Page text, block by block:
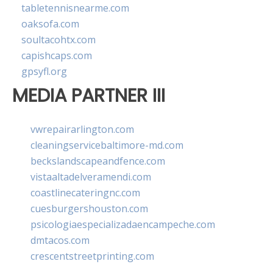
tabletennisnearme.com
oaksofa.com
soultacohtx.com
capishcaps.com
gpsyfl.org
MEDIA PARTNER III
vwrepairarlington.com
cleaningservicebaltimore-md.com
beckslandscapeandfence.com
vistaaltadelveramendi.com
coastlinecateringnc.com
cuesburgershouston.com
psicologiaespecializadaencampeche.com
dmtacos.com
crescentstreetprinting.com